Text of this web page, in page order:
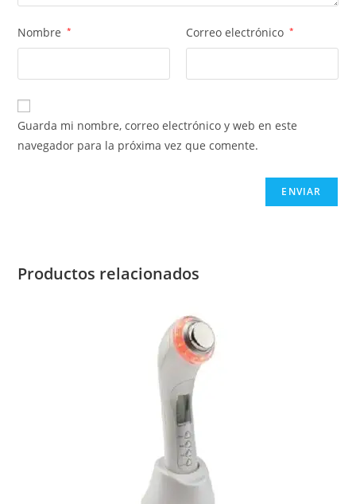
Nombre * Correo electrónico *
Guarda mi nombre, correo electrónico y web en este
navegador para la próxima vez que comente.
Productos relacionados